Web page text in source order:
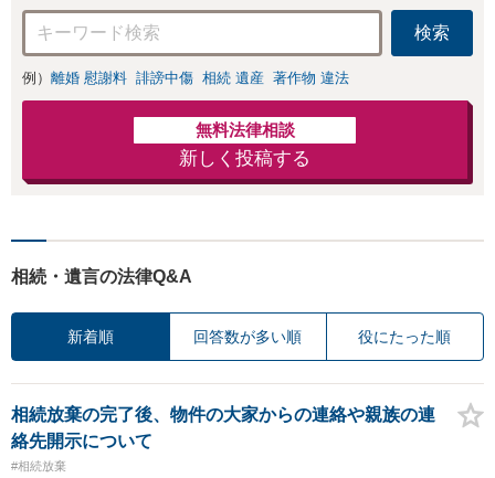
検索
例） 離婚 慰謝料 誹謗中傷 相続 遺産 著作物 違法
無料法律相談
新しく投稿する
相続・遺言の法律Q&A
新着順 回答数が多い順 役にたった順
相続放棄の完了後、物件の大家からの連絡や親族の連
絡先開示について
#相続放棄